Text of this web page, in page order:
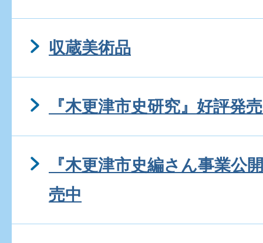
収蔵美術品
『木更津市史研究』好評発
『木更津市史編さん事業公
売中